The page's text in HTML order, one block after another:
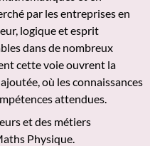
par les entreprises en
logique et esprit
dans de nombreux
cette voie ouvrent la
où les connaissances
attendues.
et des métiers
Physique.